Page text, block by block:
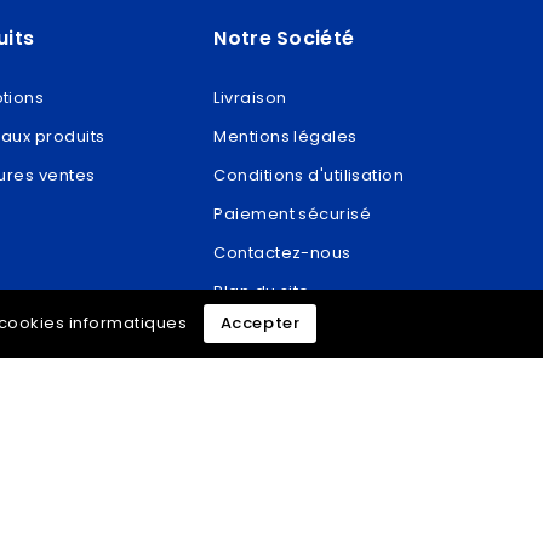
produits
ventes
Notre Société
Livraison
Mentions légales
Conditions d'utilisation
Paiement sécurisé
Contactez-nous
Plan du site
Magasins
informatiques Accepter